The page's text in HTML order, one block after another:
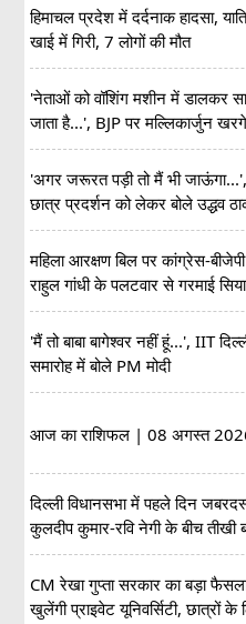
हिमाचल प्रदेश में दर्दनाक हादसा,
खाई में गिरी, 7 लोगों की मौत
'नेताओं को वॉशिंग मशीन में डालकर
जाता है...', BJP पर मल्लिकार्जुन
'अगर जरूरत पड़ी तो मैं भी जाऊंगा...',
छात्र प्रदर्शन को लेकर बोले उद्धव
महिला आरक्षण बिल पर कांग्रेस-
राहुल गांधी के पलटवार से गरमाई
'मैं तो बाबा बागेश्वर नहीं हूं...', IIT
समारोह में बोले PM मोदी
आज का राशिफल | 08 अगस्त
दिल्ली विधानसभा में पहले दिन
कुलदीप कुमार-रवि नेगी के बीच तीखी
CM रेखा गुप्ता सरकार का बड़ा
खुलेंगी प्राइवेट यूनिवर्सिटी, छात्रों